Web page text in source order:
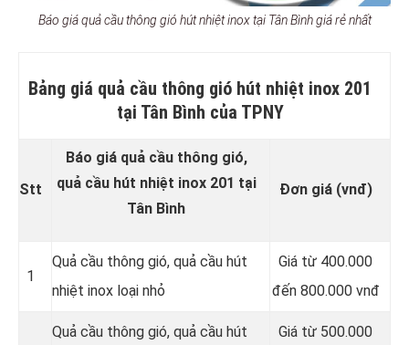
Báo giá quả cầu thông gió hút nhiệt inox tại Tân Bình giá rẻ nhất
Bảng giá quả cầu thông gió hút nhiệt inox 201
tại Tân Bình của TPNY
Stt
Báo giá quả cầu thông gió,
quả cầu hút nhiệt inox 201 tại
Tân Bình
Đơn giá (vnđ)
1
Quả cầu thông gió, quả cầu hút
nhiệt inox loại nhỏ
Giá từ 400.000
đến 800.000 vnđ
Quả cầu thông gió, quả cầu hút
Giá từ 500.000